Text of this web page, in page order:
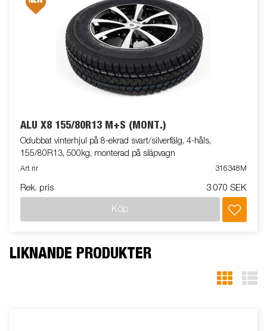
ALU X8 155/80R13 M+S (MONT.)
Odubbat vinterhjul på 8-ekrad svart/silverfälg, 4-håls,
155/80R13, 500kg, monterad på släpvagn
Art nr 316348M
Rek. pris 3 070 SEK
Köp
LIKNANDE PRODUKTER